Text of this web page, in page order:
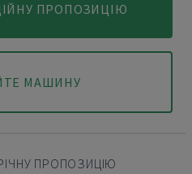
ПРОПОЗИЦІЮ
МАШИНУ
ПРОПОЗИЦІЮ